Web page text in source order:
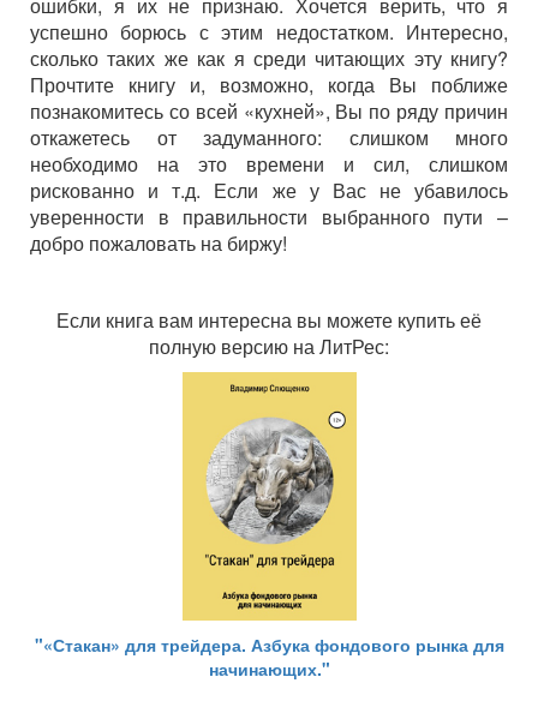
ошибки, я их не признаю. Хочется верить, что я
успешно борюсь с этим недостатком. Интересно,
сколько таких же как я среди читающих эту книгу?
Прочтите книгу и, возможно, когда Вы поближе
познакомитесь со всей «кухней», Вы по ряду причин
откажетесь от задуманного: слишком много
необходимо на это времени и сил, слишком
рискованно и т.д. Если же у Вас не убавилось
уверенности в правильности выбранного пути –
добро пожаловать на биржу!
Если книга вам интересна вы можете купить её
полную версию на ЛитРес:
"«Стакан» для трейдера. Азбука фондового рынка для
начинающих."